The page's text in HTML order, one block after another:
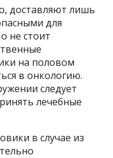
доставляют лишь
для
не стоит
на половом
в онкологию.
следует
лечебные
в случае из